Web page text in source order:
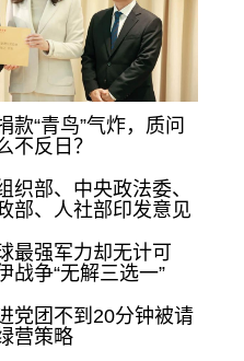
款“青鸟”气炸，质问
不反日？
织部、中央政法委、
部、人社部印发意见
最强军力却无计可
战争“无解三选一”
党团不到20分钟被请
营策略